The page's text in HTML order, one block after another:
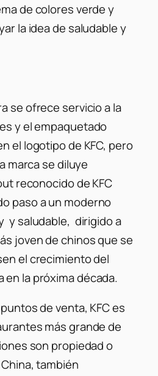
de colores verde y
la idea de saludable y
se ofrece servicio a la
y el empaquetado
el logotipo de KFC, pero
marca se diluye
reconocido de KFC
paso a un moderno
y saludable, dirigido a
joven de chinos que se
el crecimiento del
en la próxima década.
de venta, KFC es
más grande de
son propiedad o
también